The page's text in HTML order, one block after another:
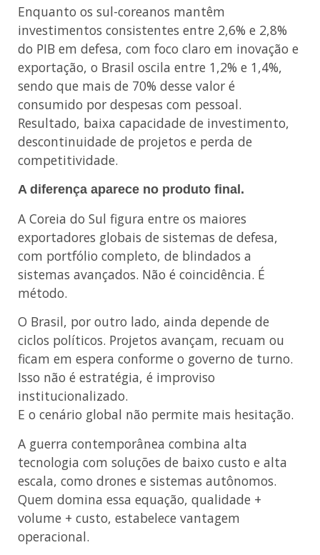
Enquanto os sul-coreanos mantêm
investimentos consistentes entre 2,6% e 2,8%
do PIB em defesa, com foco claro em inovação e
exportação, o Brasil oscila entre 1,2% e 1,4%,
sendo que mais de 70% desse valor é
consumido por despesas com pessoal.
Resultado, baixa capacidade de investimento,
descontinuidade de projetos e perda de
competitividade.
A diferença aparece no produto final.
A Coreia do Sul figura entre os maiores
exportadores globais de sistemas de defesa,
com portfólio completo, de blindados a
sistemas avançados. Não é coincidência. É
método.
O Brasil, por outro lado, ainda depende de
ciclos políticos. Projetos avançam, recuam ou
ficam em espera conforme o governo de turno.
Isso não é estratégia, é improviso
institucionalizado.
E o cenário global não permite mais hesitação.
A guerra contemporânea combina alta
tecnologia com soluções de baixo custo e alta
escala, como drones e sistemas autônomos.
Quem domina essa equação, qualidade +
volume + custo, estabelece vantagem
operacional.